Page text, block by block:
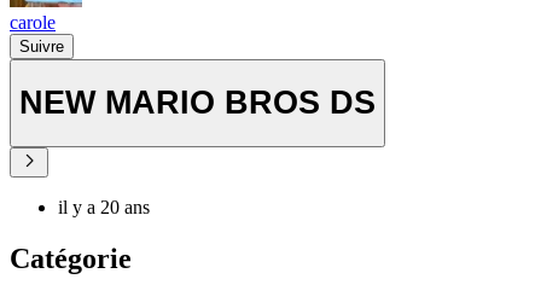
carole
Suivre
NEW MARIO BROS DS
il y a 20 ans
Catégorie